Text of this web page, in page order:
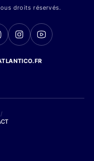
droits réservés.
/